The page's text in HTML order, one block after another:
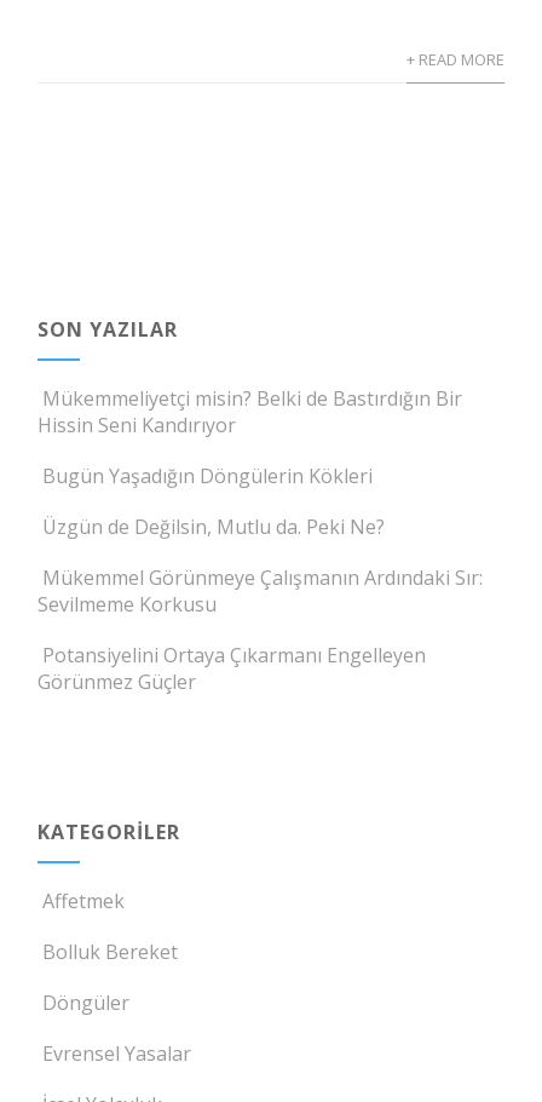
+ READ MORE
SON YAZILAR
Mükemmeliyetçi misin? Belki de Bastırdığın Bir
Hissin Seni Kandırıyor
Bugün Yaşadığın Döngülerin Kökleri
Üzgün de Değilsin, Mutlu da. Peki Ne?
Mükemmel Görünmeye Çalışmanın Ardındaki Sır:
Sevilmeme Korkusu
Potansiyelini Ortaya Çıkarmanı Engelleyen
Görünmez Güçler
KATEGORILER
Affetmek
Bolluk Bereket
Döngüler
Evrensel Yasalar